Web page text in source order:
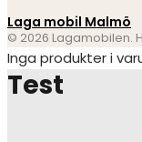
Laga mobil Malmö
© 2026 Lagamobilen.
Inga produkter i
Test